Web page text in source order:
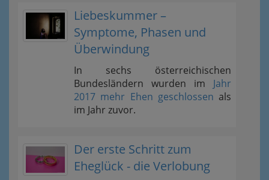
Liebeskummer –
Symptome, Phasen und
Überwindung
In sechs österreichischen
Bundesländern wurden im Jahr
2017 mehr Ehen geschlossen als
im Jahr zuvor.
Der erste Schritt zum
Eheglück - die Verlobung